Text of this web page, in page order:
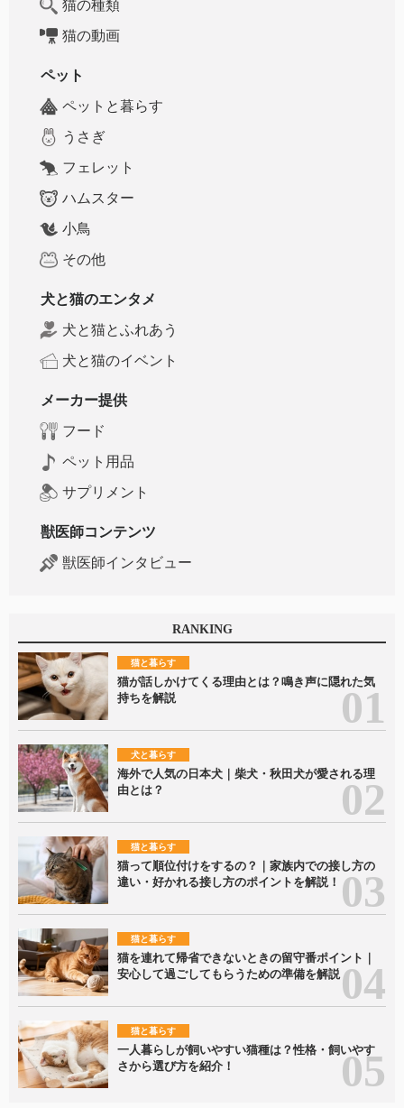
猫の種類
猫の動画
ペット
ペットと暮らす
うさぎ
フェレット
ハムスター
小鳥
その他
犬と猫のエンタメ
犬と猫とふれあう
犬と猫のイベント
メーカー提供
フード
ペット用品
サプリメント
獣医師コンテンツ
獣医師インタビュー
RANKING
猫と暮らす
猫が話しかけてくる理由とは？鳴き声に隠れた気
持ちを解説
犬と暮らす
海外で人気の日本犬｜柴犬・秋田犬が愛される理
由とは？
猫と暮らす
猫って順位付けをするの？｜家族内での接し方の
違い・好かれる接し方のポイントを解説！
猫と暮らす
猫を連れて帰省できないときの留守番ポイント｜
安心して過ごしてもらうための準備を解説
猫と暮らす
一人暮らしが飼いやすい猫種は？性格・飼いやす
さから選び方を紹介！